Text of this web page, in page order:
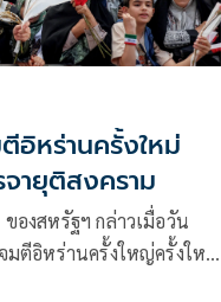
อิหร่านครั้งใหม่
จายุติสงคราม
องสหรัฐฯ กล่าวเมื่อวัน
จมตีอิหร่านครั้งใหญ่ครั้งใหม่